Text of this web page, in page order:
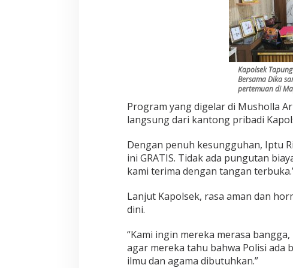
Kapolsek
Bersama Dika
pertemuan di
Program yang digelar di Musholla
langsung dari kantong pribadi
Dengan penuh kesungguhan, Iptu
ini GRATIS. Tidak ada pungutan
kami terima dengan tangan
Lanjut Kapolsek, rasa aman dan
dini.
“Kami ingin mereka merasa
agar mereka tahu bahwa Polisi ada
ilmu dan agama dibutuhkan.”